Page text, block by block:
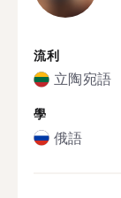
流利
立陶宛語
學
俄語